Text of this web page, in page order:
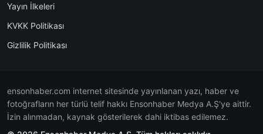
Yayın İlkeleri
KVKK Politikası
Gizlilik Politikası
ensonhaber.com internet sitesinde yayınlanan yazı, haber ve
fotoğrafların her türlü telif hakkı Ensonhaber Medya A.Ş'ye aittir.
İzin alınmadan, kaynak gösterilerek dahi iktibas edilemez.